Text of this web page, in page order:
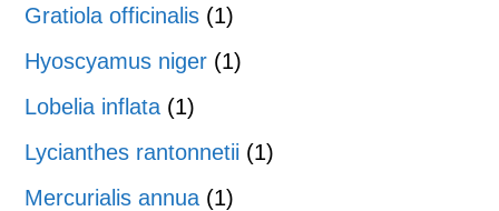
Gratiola officinalis (1)
Hyoscyamus niger (1)
Lobelia inflata (1)
Lycianthes rantonnetii (1)
Mercurialis annua (1)